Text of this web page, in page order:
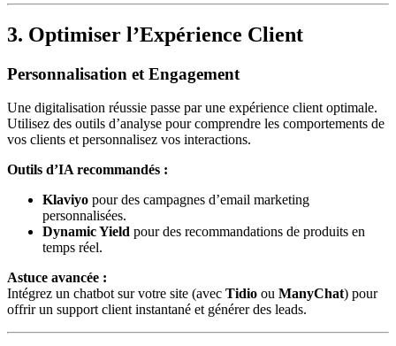
3. Optimiser l’Expérience Client
Personnalisation et Engagement
Une digitalisation réussie passe par une expérience client optimale.
Utilisez des outils d’analyse pour comprendre les comportements de
vos clients et personnalisez vos interactions.
Outils d’IA recommandés :
Klaviyo pour des campagnes d’email marketing
personnalisées.
Dynamic Yield pour des recommandations de produits en
temps réel.
Astuce avancée :
Intégrez un chatbot sur votre site (avec Tidio ou ManyChat) pour
offrir un support client instantané et générer des leads.